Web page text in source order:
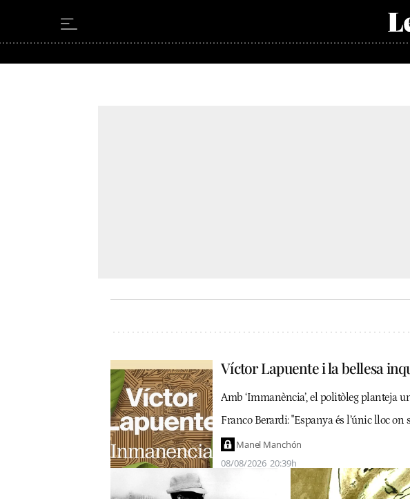
Víctor Lapuente i la bellesa
Amb ‘Immanència’, el politòleg planteja
Franco Berardi: "Espanya és l’únic lloc
Manel Manchón
08/08/2026 20:39h